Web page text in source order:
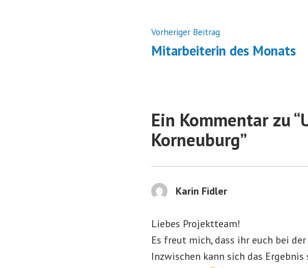
Beitragsnavigation
Vorheriger BeitragNächster
Beitrag:
Mitarbeiterin des Monats
Ein Kommentar zu “
Korneuburg”
Karin Fidler
Liebes Projektteam!
Es freut mich, dass ihr euch bei
Inzwischen kann sich das